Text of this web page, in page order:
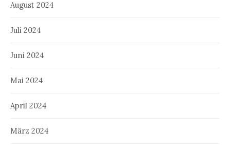
August 2024
Juli 2024
Juni 2024
Mai 2024
April 2024
März 2024